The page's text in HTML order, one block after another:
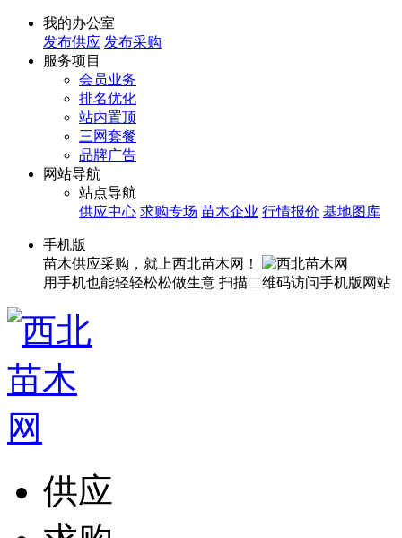
我的办公室
发布供应 发布采购
服务项目
会员业务
排名优化
站内置顶
三网套餐
品牌广告
网站导航
站点导航
供应中心 求购专场 苗木企业 行情报价 基地图库
手机版
苗木供应采购，就上西北苗木网！
用手机也能轻轻松松做生意 扫描二维码访问手机版网站
供应